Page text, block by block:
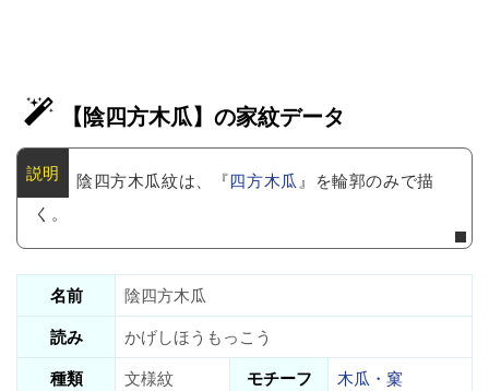
【陰四方木瓜】の家紋データ
陰四方木瓜紋は、『四方木瓜』を輪郭のみで描
く。
名前
陰四方木瓜
読み
かげしほうもっこう
種類
文様紋 モチーフ 木瓜・窠